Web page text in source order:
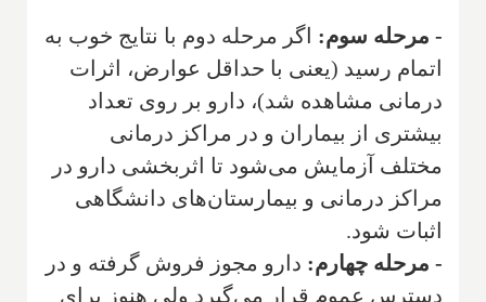
- مرحله سوم: اگر مرحله دوم با نتایج خوب به
اتمام رسید (یعنی با حداقل عوارض، اثرات
درمانی مشاهده شد)، دارو بر روی تعداد
بیشتری از بیماران و در مراکز درمانی
مختلف آزمایش می‌شود تا اثربخشی دارو در
مراکز درمانی و بیمارستان‌های دانشگاهی
اثبات شود.
- مرحله چهارم: دارو مجوز فروش گرفته و در
دسترس عموم قرار می‌گیرد ولی هنوز برای